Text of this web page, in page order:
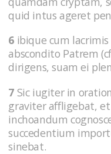
quid intus ageret
6 ibique cum
abscondito Patrem
dirigens, suam ei
7 Sic iugiter in
graviter affligebat,
inchoandum
succedentium
sinebat.